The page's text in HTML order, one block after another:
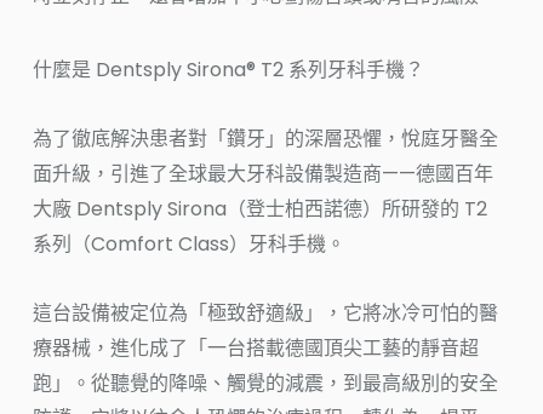
什麼是 Dentsply Sirona® T2 系列牙科手機？
為了徹底解決患者對「鑽牙」的深層恐懼，悅庭牙醫全
面升級，引進了全球最大牙科設備製造商——德國百年
大廠 Dentsply Sirona（登士柏西諾德）所研發的 T2
系列（Comfort Class）牙科手機。
這台設備被定位為「極致舒適級」，它將冰冷可怕的醫
療器械，進化成了「一台搭載德國頂尖工藝的靜音超
跑」。從聽覺的降噪、觸覺的減震，到最高級別的安全